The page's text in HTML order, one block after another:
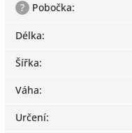
?
Pobočka:
Délka:
Šířka:
Váha:
Určení: